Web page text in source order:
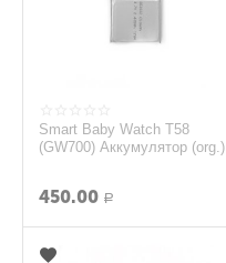
Smart Baby Watch T58
(GW700) Аккумулятор (org.)
450.00 Р